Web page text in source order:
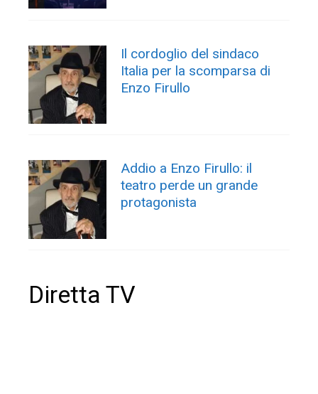
Il cordoglio del sindaco
Italia per la scomparsa di
Enzo Firullo
Addio a Enzo Firullo: il
teatro perde un grande
protagonista
Diretta TV